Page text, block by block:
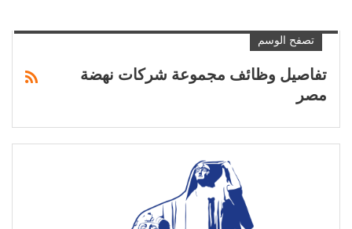
تصفح الوسم
تفاصيل وظائف مجموعة شركات نهضة
مصر